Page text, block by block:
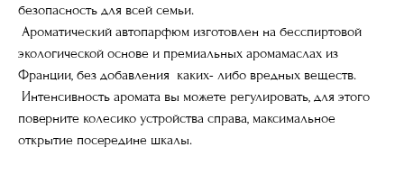
безопасность для всей семьи.
Ароматический автопарфюм изготовлен на бесспиртовой
экологической основе и премиальных аромамаслах из
Франции, без добавления каких- либо вредных веществ.
Интенсивность аромата вы можете регулировать, для этого
поверните колесико устройства справа, максимальное
открытие посередине шкалы.